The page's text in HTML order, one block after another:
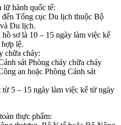
lữ hành quốc tế:
Tổng cục Du lịch thuộc Bộ
Du lịch.
sơ là 10 – 15 ngày làm việc kể
lệ.
chữa cháy:
sát Phòng cháy chữa cháy
an hoặc Phòng Cảnh sát
5 – 15 ngày làm việc kể từ ngày
thực phẩm: